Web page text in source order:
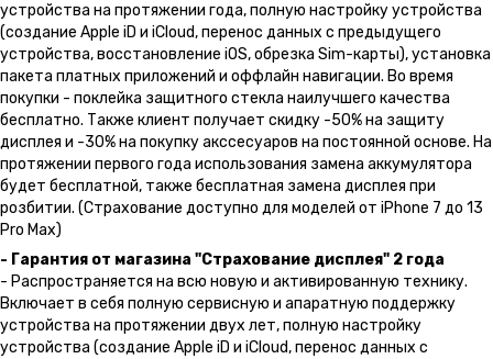
устройства на протяжении года, полную настройку устройства
(создание Apple iD и iCloud, перенос данных с предыдущего
устройства, восстановление iOS, обрезка Sim-карты), установка
пакета платных приложений и оффлайн навигации. Во время
покупки - поклейка защитного стекла наилучшего качества
бесплатно. Также клиент получает скидку -50% на защиту
дисплея и -30% на покупку акссесуаров на постоянной основе. На
протяжении первого года использования замена аккумулятора
будет бесплатной, также бесплатная замена дисплея при
розбитии. (Страхование доступно для моделей от iPhone 7 до 13
Pro Max)
- Гарантия от магазина "Страхование дисплея" 2 года
- Распространяется на всю новую и активированную технику.
Включает в себя полную сервисную и апаратную поддержку
устройства на протяжении двух лет, полную настройку
устройства (создание Apple iD и iCloud, перенос данных с